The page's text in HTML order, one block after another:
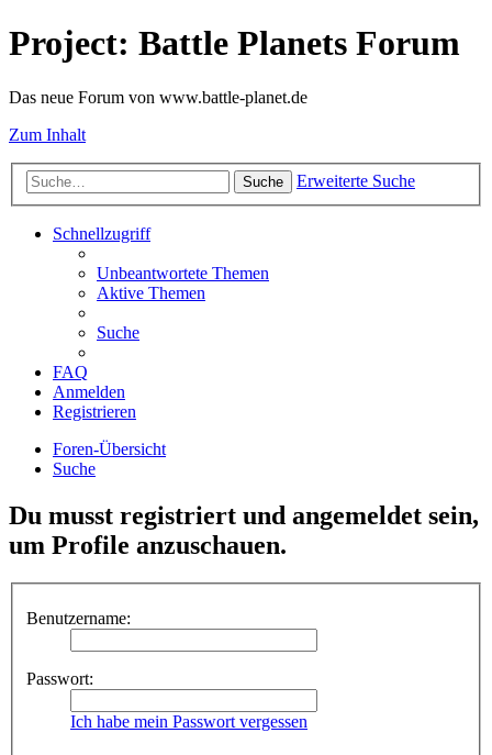
Project: Battle Planets Forum
Das neue Forum von www.battle-planet.de
Zum Inhalt
Suche Erweiterte Suche
Schnellzugriff
Unbeantwortete Themen
Aktive Themen
Suche
FAQ
Anmelden
Registrieren
Foren-Übersicht
Suche
Du musst registriert und angemeldet sein,
um Profile anzuschauen.
Benutzername:
Passwort:
Ich habe mein Passwort vergessen